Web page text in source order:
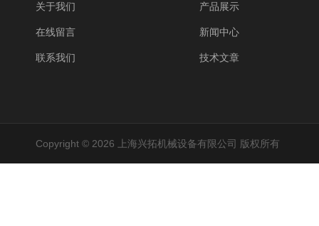
关于我们
在线留言
联系我们
产品展示
新闻中心
技术文章
Copyright © 2026 上海兴拓机械设备有限公司 版权所有